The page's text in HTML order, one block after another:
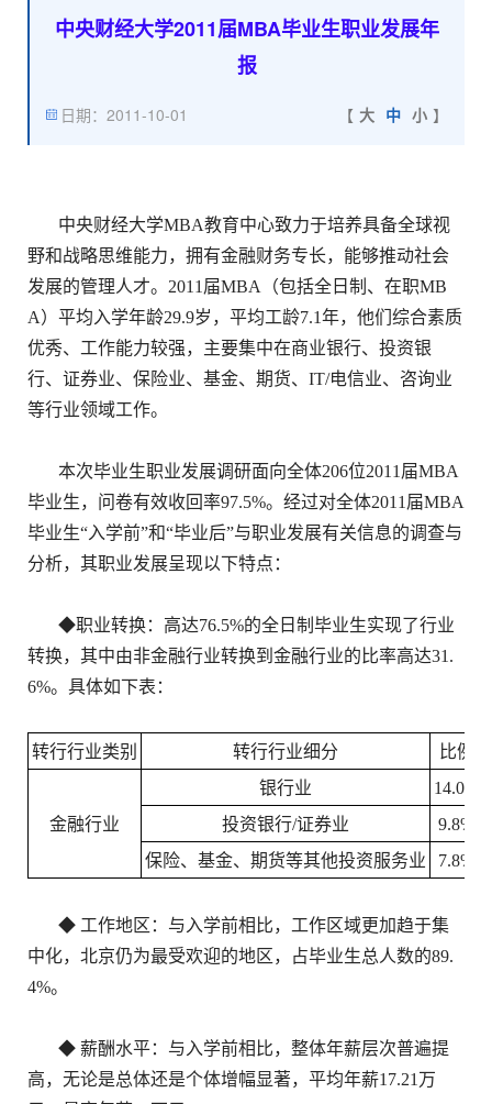
中央财经大学2011届MBA毕业生职业发展年
报
日期：2011-10-01 【 大 中 小 】
中央财经大学MBA教育中心致力于培养具备全球视
野和战略思维能力，拥有金融财务专长，能够推动社会
发展的管理人才。2011届MBA（包括全日制、在职MB
A）平均入学年龄29.9岁，平均工龄7.1年，他们综合素质
优秀、工作能力较强，主要集中在商业银行、投资银
行、证券业、保险业、基金、期货、IT/电信业、咨询业
等行业领域工作。
本次毕业生职业发展调研面向全体206位2011届MBA
毕业生，问卷有效收回率97.5%。经过对全体2011届MBA
毕业生“入学前”和“毕业后”与职业发展有关信息的调查与
分析，其职业发展呈现以下特点：
◆职业转换：高达76.5%的全日制毕业生实现了行业
转换，其中由非金融行业转换到金融行业的比率高达31.
6%。具体如下表：
转行行业类别 转行行业细分 比例
金融行业
银行业
14.0%
投资银行/证券业
9.8%
保险、基金、期货等其他投资服务业
7.8%
◆ 工作地区：与入学前相比，工作区域更加趋于集
中化，北京仍为最受欢迎的地区，占毕业生总人数的89.
4%。
◆ 薪酬水平：与入学前相比，整体年薪层次普遍提
高，无论是总体还是个体增幅显著，平均年薪17.21万